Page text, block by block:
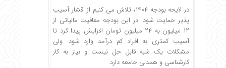
در لایحه بودجه ۱۴۰۴، تلاش می کنیم از اقشار آسیب
پذیر حمایت شود. در این بودجه معافیت مالیاتی از
۱۲ میلیون به ۲۴ میلیون تومان افزایش پیدا کرد تا
آسیب کمتری به افراد کم درآمد وارد شود. ولی
مشکلات یک شبه قابل حل نیست و نیاز به کار
کارشناسی و همدلی جامعه دارد.